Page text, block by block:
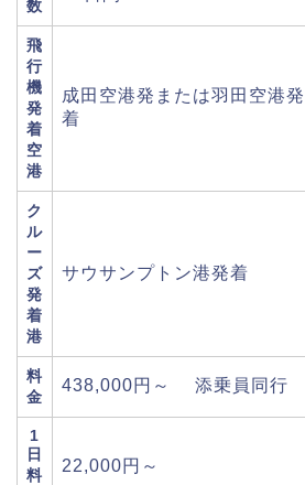
数
飛
行
機
発
着
空
港
成田空港発または羽田空港
着
ク
ル
ー
ズ
発
着
港
サウサンプトン港発着
料
金
438,000円～ 添乗員同行
1
日
料
22,000円～